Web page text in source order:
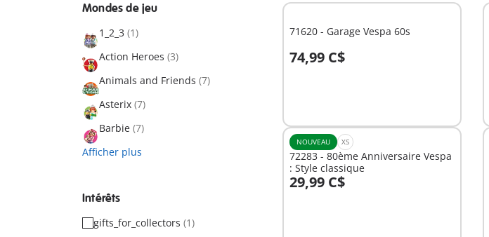
Mondes de jeu
1_2_3 (1)
Action Heroes (3)
Animals and Friends (7)
Asterix (7)
Barbie (7)
Afficher plus
Intérêts
gifts_for_collectors (1)
71620 - Garage Vespa 60s
74,99 C$
Au panier
NOUVEAU XS
72283 - 80ème Anniversaire Vespa
: Style classique
29,99 C$
Au panier